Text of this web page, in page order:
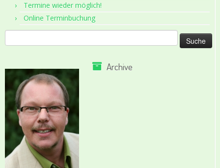
Termine wieder möglich!
Online Terminbuchung
nach:
Archive